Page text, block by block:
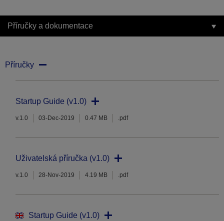
Příručky a dokumentace
Příručky
Startup Guide (v1.0)
v.1.0 03-Dec-2019 0.47 MB .pdf
Uživatelská příručka (v1.0)
v.1.0 28-Nov-2019 4.19 MB .pdf
Startup Guide (v1.0)